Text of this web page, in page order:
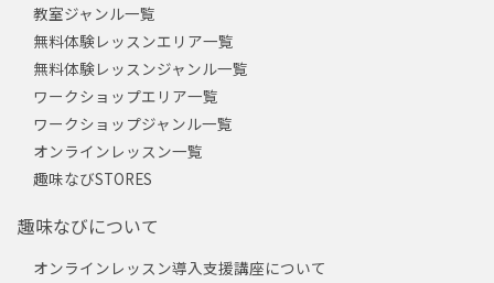
教室ジャンル一覧
無料体験レッスンエリア一覧
無料体験レッスンジャンル一覧
ワークショップエリア一覧
ワークショップジャンル一覧
オンラインレッスン一覧
趣味なびSTORES
趣味なびについて
オンラインレッスン導入支援講座について